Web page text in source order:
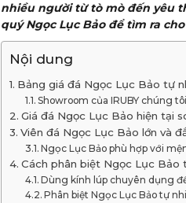
nhiều người từ tò mò đến yêu
quý Ngọc Lục Bảo để tìm ra
Nội dung
Bảng giá đá Ngọc Lục Bảo tự
Showroom của IRUBY chúng
Giá đá Ngọc Lục Bảo hiện tại
Viên đá Ngọc Lục Bảo lớn và
Ngọc Lục Bảo phù hợp với
Cách phân biệt Ngọc Lục Bảo
Dùng kính lúp chuyên dụng
Phân biệt Ngọc Lục Bảo tự